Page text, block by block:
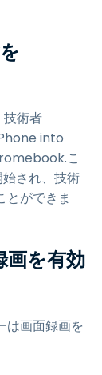
術者
into
こ
され、技術
とができま
を有効
は画面録画を